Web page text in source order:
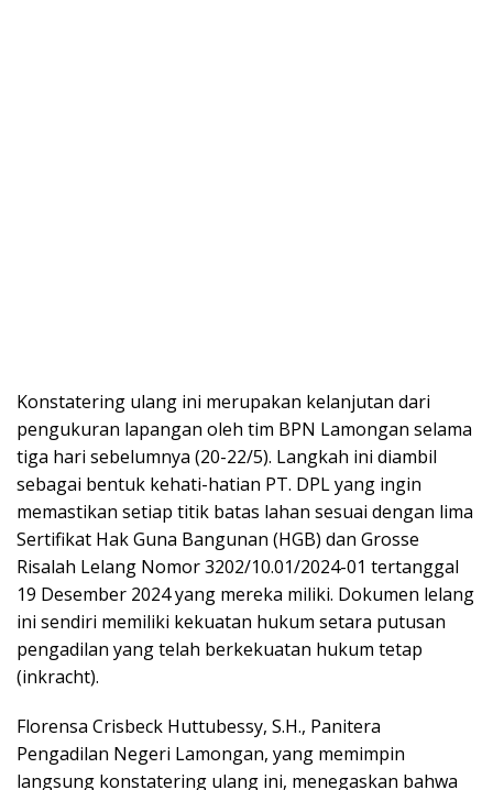
Konstatering ulang ini merupakan kelanjutan dari
pengukuran lapangan oleh tim BPN Lamongan selama
tiga hari sebelumnya (20-22/5). Langkah ini diambil
sebagai bentuk kehati-hatian PT. DPL yang ingin
memastikan setiap titik batas lahan sesuai dengan lima
Sertifikat Hak Guna Bangunan (HGB) dan Grosse
Risalah Lelang Nomor 3202/10.01/2024-01 tertanggal
19 Desember 2024 yang mereka miliki. Dokumen lelang
ini sendiri memiliki kekuatan hukum setara putusan
pengadilan yang telah berkekuatan hukum tetap
(inkracht).
Florensa Crisbeck Huttubessy, S.H., Panitera
Pengadilan Negeri Lamongan, yang memimpin
langsung konstatering ulang ini, menegaskan bahwa